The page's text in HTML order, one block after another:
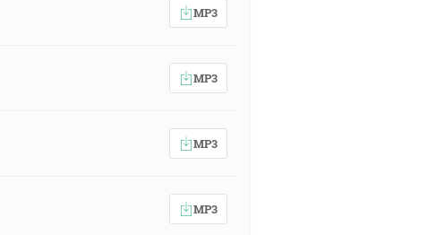
MP3
MP3
MP3
MP3